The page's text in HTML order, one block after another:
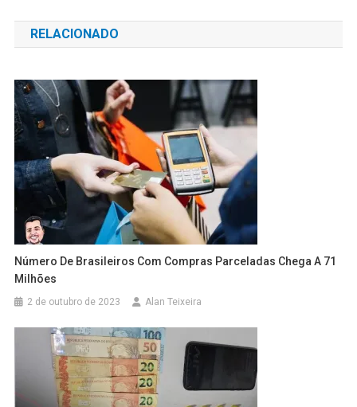
de
Post
RELACIONADO
Número De Brasileiros Com Compras Parceladas Chega A 71
Milhões
2 de outubro de 2023 Alan Teixeira